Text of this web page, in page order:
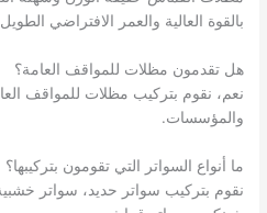
بالقوة العالية والعمر الافتراضي
هل تقدمون مظلات للمواقف العامة؟
نعم، نقوم بتركيب مظلات للمواقف
والمؤسسات.
ما أنواع السواتر التي تقومون بتركيبها؟